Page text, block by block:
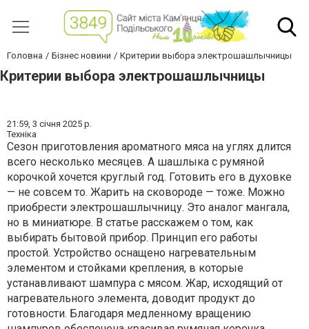
Головна Бізнес новини Критерии выбора электрошашлычницы
Критерии выбора электрошашлычницы
21:59, 3 січня 2025 р.
Техніка
Сезон приготовления ароматного мяса на углях длится
всего несколько месяцев. А шашлыка с румяной
корочкой хочется круглый год. Готовить его в духовке
— не совсем то. Жарить на сковороде — тоже. Можно
приобрести электрошашлычницу. Это аналог мангала,
но в миниатюре. В статье расскажем о том, как
выбирать бытовой прибор. Принцип его работы
простой. Устройство оснащено нагревательным
элементом и стойками крепления, в которые
устанавливают шампура с мясом. Жар, исходящий от
нагревательного элемента, доводит продукт до
готовности. Благодаря медленному вращению